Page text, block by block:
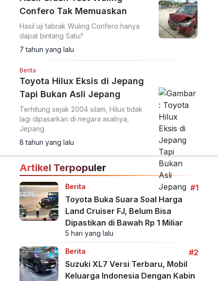
Confero Tak Memuaskan
Hasil uji tabrak Wuling Confero hanya
dapat bintang Satu?
7 tahun yang lalu
Berita
Toyota Hilux Eksis di Jepang
Tapi Bukan Asli Jepang
Terhitung sejak 2004 silam, Hilux tidak
lagi dipasarkan di negara asalnya,
Jepang
8 tahun yang lalu
Artikel Terpopuler
Berita
#1
Toyota Buka Suara Soal Harga
Land Cruiser FJ, Belum Bisa
Dipastikan di Bawah Rp 1 Miliar
5 hari yang lalu
Berita
#2
Suzuki XL7 Versi Terbaru, Mobil
Keluarga Indonesia Dengan Kabin